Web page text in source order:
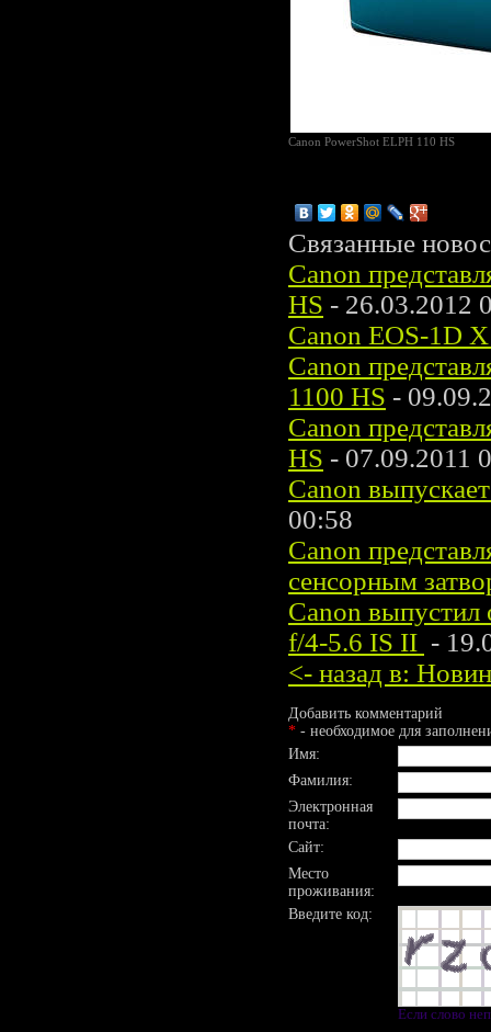
Canon PowerShot ELPH 110 HS
Связанные
Canon
HS - 26.03.2012
Canon EOS-1D
Canon
1100 HS -
Canon
HS - 07.09.2011
Canon
00:58
Canon
сенсорным
Canon выпустил
f/4-5.6 IS II -
<- назад в:
Добавить комментарий
* - необходимое для
Имя:
Фамилия:
Электронная
почта:
Сайт:
Место
проживания:
Введите код:
Если слово